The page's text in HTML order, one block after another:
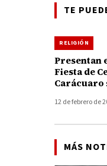
TE
RELIGIÓN
Presentan
Fiesta de
Carácuaro
asistentes
12 de febrero de
MÁS